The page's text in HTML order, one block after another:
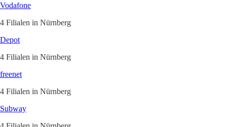
Vodafone
4 Filialen in Nürnberg
Depot
4 Filialen in Nürnberg
freenet
4 Filialen in Nürnberg
Subway